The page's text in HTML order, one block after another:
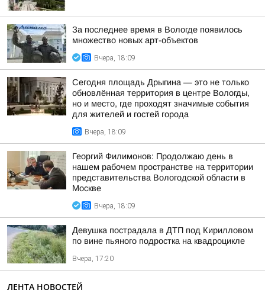
За последнее время в Вологде появилось
множество новых арт-объектов
Вчера, 18:09
Сегодня площадь Дрыгина — это не только
обновлённая территория в центре Вологды,
но и место, где проходят значимые события
для жителей и гостей города
Вчера, 18:09
Георгий Филимонов: Продолжаю день в
нашем рабочем пространстве на территории
представительства Вологодской области в
Москве
Вчера, 18:09
Девушка пострадала в ДТП под Кирилловом
по вине пьяного подростка на квадроцикле
Вчера, 17:20
ЛЕНТА НОВОСТЕЙ